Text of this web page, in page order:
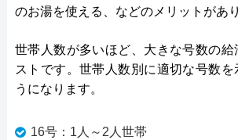
のお湯を使える、などのメリットがあ
世帯人数が多いほど、大きな号数の
ストです。世帯人数別に適切な号数を
うになります。
16号：1人～2人世帯